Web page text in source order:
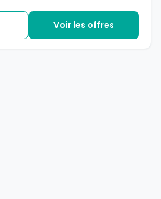
Voir les offres